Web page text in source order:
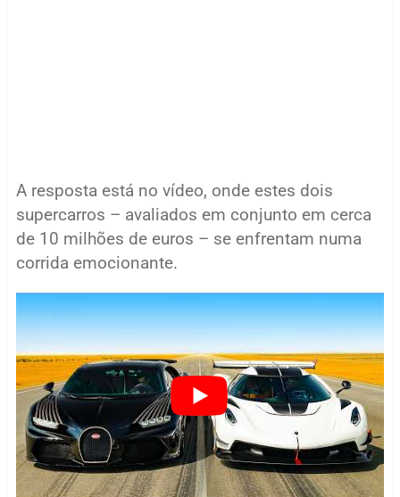
A resposta está no vídeo, onde estes dois
supercarros – avaliados em conjunto em cerca
de 10 milhões de euros – se enfrentam numa
corrida emocionante.